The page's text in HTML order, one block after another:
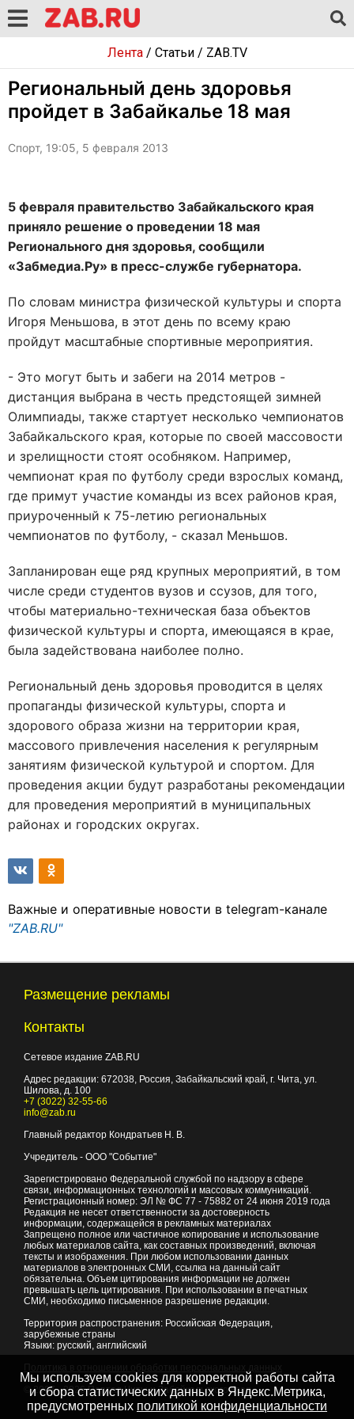
Лента/ Статьи/ ZAB.TV
Региональный день здоровья
пройдет в Забайкалье 18 мая
Спорт, 19:05, 5 февраля 2013
5 февраля правительство Забайкальского края
приняло решение о проведении 18 мая
Регионального дня здоровья, сообщили
«Забмедиа.Ру» в пресс-службе губернатора.
По словам министра физической культуры и спорта
Игоря Меньшова, в этот день по всему краю
пройдут масштабные спортивные мероприятия.
- Это могут быть и забеги на 2014 метров -
дистанция выбрана в честь предстоящей зимней
Олимпиады, также стартует несколько чемпионатов
Забайкальского края, которые по своей массовости
и зрелищности стоят особняком. Например,
чемпионат края по футболу среди взрослых команд,
где примут участие команды из всех районов края,
приуроченный к 75-летию региональных
чемпионатов по футболу, - сказал Меньшов.
Запланирован еще ряд крупных мероприятий, в том
числе среди студентов вузов и ссузов, для того,
чтобы материально-техническая база объектов
физической культуры и спорта, имеющаяся в крае,
была задействована наиболее полно.
Региональный день здоровья проводится в целях
пропаганды физической культуры, спорта и
здорового образа жизни на территории края,
массового привлечения населения к регулярным
занятиям физической культурой и спортом. Для
проведения акции будут разработаны рекомендации
для проведения мероприятий в муниципальных
районах и городских округах.
Важные и оперативные новости в telegram-канале
"ZAB.RU"
Размещение рекламы
Контакты
Сетевое издание ZAB.RU
Адрес редакции: 672038, Россия, Забайкальский край, г. Чита, ул.
Шилова, д. 100
+7 (3022) 32-55-66
info@zab.ru
Главный редактор Кондратьев Н. В.
Учредитель - ООО "Событие"
Зарегистрировано Федеральной службой по надзору в сфере
связи, информационных технологий и массовых коммуникаций.
Регистрационный номер: ЭЛ № ФС 77 - 75882 от 24 июня 2019 года
Редакция не несет ответственности за достоверность
информации, содержащейся в рекламных материалах
Запрещено полное или частичное копирование и использование
любых материалов сайта, как составных произведений, включая
тексты и изображения. При любом использовании данных
материалов в электронных СМИ, ссылка на данный сайт
обязательна. Объем цитирования информации не должен
превышать цель цитирования. При использовании в печатных
СМИ, необходимо письменное разрешение редакции.
Территория распространения: Российская Федерация,
зарубежные страны
Языки: русский, английский
© 2007 - 2026Портал Читы и Забайкальского края
Мы используем cookies для корректной работы сайта
и сбора статистических данных в Яндекс.Метрика,
предусмотренных политикой конфиденциальности